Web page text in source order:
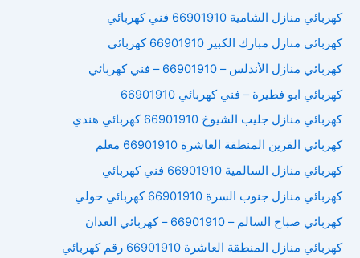
كهربائي منازل الشامية 66901910 فني كهربائي
كهربائي منازل مبارك الكبير 66901910 كهربائي
كهربائي منازل الأندلس – 66901910 – فني كهربائي
كهربائي ابو فطيرة – فني كهربائي 66901910
كهربائي منازل جليب الشيوخ 66901910 كهربائي هندي
كهربائي القرين المنطقة العاشرة 66901910 معلم
كهربائي منازل السالمية 66901910 فني كهربائي
كهربائي منازل جنوب السرة 66901910 كهربائي حولي
كهربائي صباح السالم – 66901910 – كهربائي العدان
كهربائي منازل المنطقة العاشرة 66901910 رقم كهربائي